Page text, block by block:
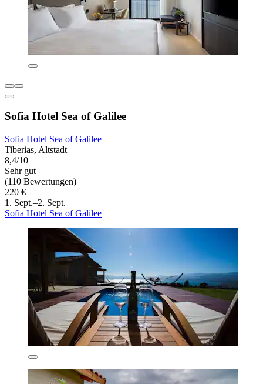
Sofia Hotel Sea of Galilee
Sofia Hotel Sea of Galilee
Tiberias, Altstadt
8,4/10
Sehr gut
(110 Bewertungen)
220 €
1. Sept.–2. Sept.
Sofia Hotel Sea of Galilee